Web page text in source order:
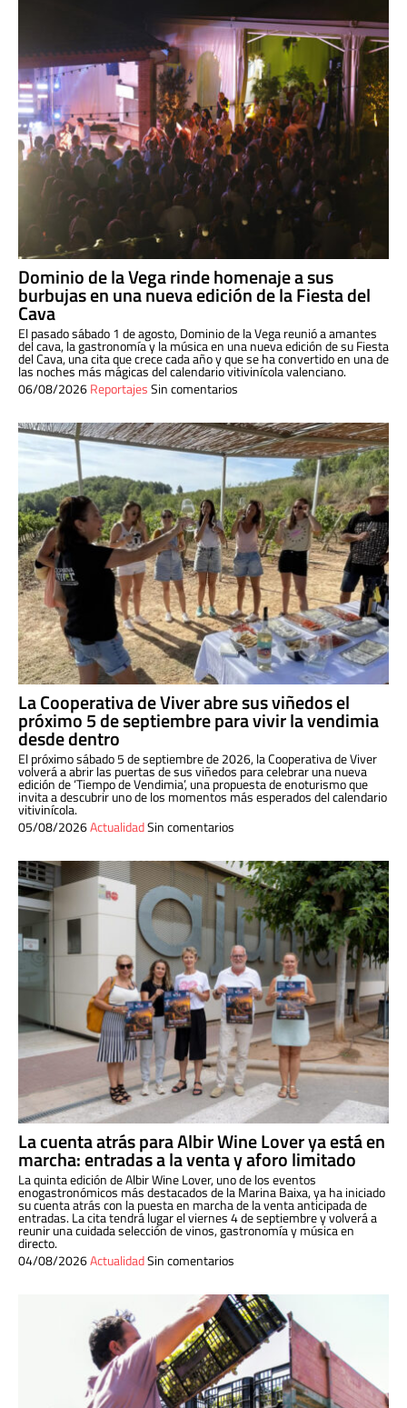
Dominio de la Vega rinde homenaje a sus
burbujas en una nueva edición de la Fiesta del
Cava
El pasado sábado 1 de agosto, Dominio de la Vega reunió a amantes
del cava, la gastronomía y la música en una nueva edición de su Fiesta
del Cava, una cita que crece cada año y que se ha convertido en una de
las noches más mágicas del calendario vitivinícola valenciano.
06/08/2026ReportajesSin comentarios
La Cooperativa de Viver abre sus viñedos el
próximo 5 de septiembre para vivir la vendimia
desde dentro
El próximo sábado 5 de septiembre de 2026, la Cooperativa de Viver
volverá a abrir las puertas de sus viñedos para celebrar una nueva
edición de ‘Tiempo de Vendimia’, una propuesta de enoturismo que
invita a descubrir uno de los momentos más esperados del calendario
vitivinícola.
05/08/2026ActualidadSin comentarios
La cuenta atrás para Albir Wine Lover ya está en
marcha: entradas a la venta y aforo limitado
La quinta edición de Albir Wine Lover, uno de los eventos
enogastronómicos más destacados de la Marina Baixa, ya ha iniciado
su cuenta atrás con la puesta en marcha de la venta anticipada de
entradas. La cita tendrá lugar el viernes 4 de septiembre y volverá a
reunir una cuidada selección de vinos, gastronomía y música en
directo.
04/08/2026ActualidadSin comentarios